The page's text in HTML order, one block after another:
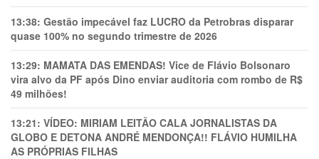
13:38: Gestão impecável faz LUCRO da Petrobras disparar
quase 100% no segundo trimestre de 2026
13:29: MAMATA DAS EMENDAS! Vice de Flávio Bolsonaro
vira alvo da PF após Dino enviar auditoria com rombo de R$
49 milhões!
13:21: VÍDEO: MIRIAM LEITÃO CALA JORNALISTAS DA
GLOBO E DETONA ANDRÉ MENDONÇA!! FLÁVIO HUMILHA
AS PRÓPRIAS FILHAS